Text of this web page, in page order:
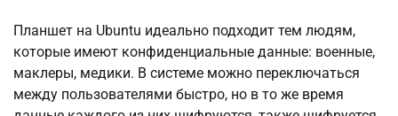
Планшет на Ubuntu идеально подходит тем людям,
которые имеют конфиденциальные данные: военные,
маклеры, медики. В системе можно переключаться
между пользователями быстро, но в то же время